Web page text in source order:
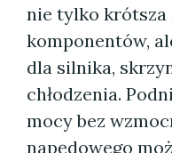
nie tylko krótsza
komponentów,
dla silnika,
chłodzenia.
mocy bez
napędowego